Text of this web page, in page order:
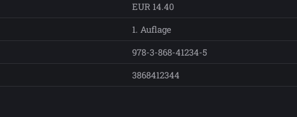
EUR 14.40
1. Auflage
978-3-868-41234-5
3868412344